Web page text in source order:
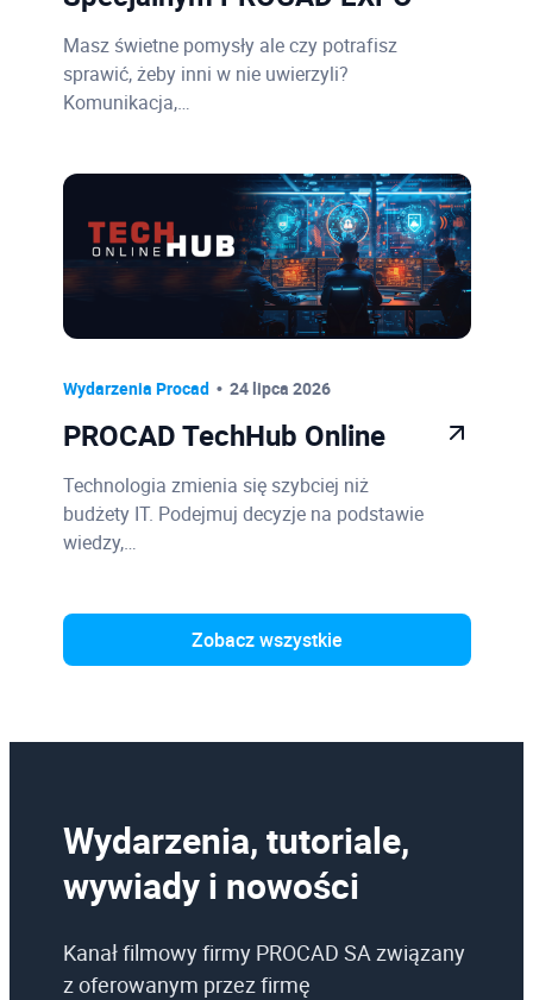
Masz świetne pomysły ale czy potrafisz
sprawić, żeby inni w nie uwierzyli?
Komunikacja,…
Wydarzenia Procad 24 lipca 2026
PROCAD TechHub Online
Technologia zmienia się szybciej niż
budżety IT. Podejmuj decyzje na podstawie
wiedzy,…
Zobacz wszystkie
Wydarzenia, tutoriale,
wywiady i nowości
Kanał filmowy firmy PROCAD SA związany
z oferowanym przez firmę